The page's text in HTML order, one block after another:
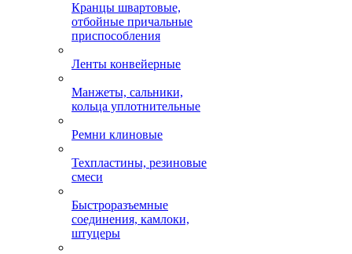
Кранцы швартовые,
отбойные причальные
приспособления
Ленты конвейерные
Манжеты, сальники,
кольца уплотнительные
Ремни клиновые
Техпластины, резиновые
смеси
Быстроразъемные
соединения, камлоки,
штуцеры